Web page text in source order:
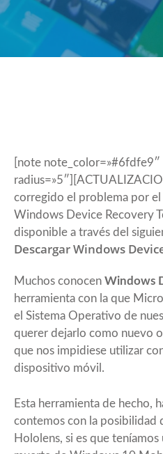
[note
corregido el problema por el
Windows Device Recovery
disponible a través del
Descargar Windows
Muchos conocen Windows
herramienta con la que
el Sistema Operativo de
querer dejarlo como nuevo
que nos impidiese utilizar
dispositivo móvil.
Esta herramienta de hecho,
contemos con la posibilidad
Hololens, si es que teníamos